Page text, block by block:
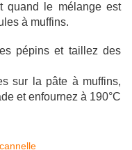
quand le mélange est
à muffins.
pépins et taillez des
sur la pâte à muffins,
et enfournez à 190°C